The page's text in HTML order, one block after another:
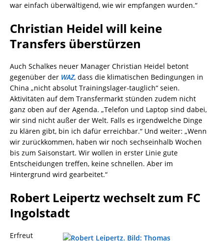
war einfach überwältigend, wie wir empfangen wurden.“
Christian Heidel will keine
Transfers überstürzen
Auch Schalkes neuer Manager Christian Heidel betont
gegenüber der WAZ, dass die klimatischen Bedingungen in
China „nicht absolut Trainingslager-tauglich“ seien.
Aktivitäten auf dem Transfermarkt stünden zudem nicht
ganz oben auf der Agenda. „Telefon und Laptop sind dabei,
wir sind nicht außer der Welt. Falls es irgendwelche Dinge
zu klären gibt, bin ich dafür erreichbar.“ Und weiter: „Wenn
wir zurückkommen, haben wir noch sechseinhalb Wochen
bis zum Saisonstart. Wir wollen in erster Linie gute
Entscheidungen treffen, keine schnellen. Aber im
Hintergrund wird gearbeitet.“
Robert Leipertz wechselt zum FC
Ingolstadt
Erfreut